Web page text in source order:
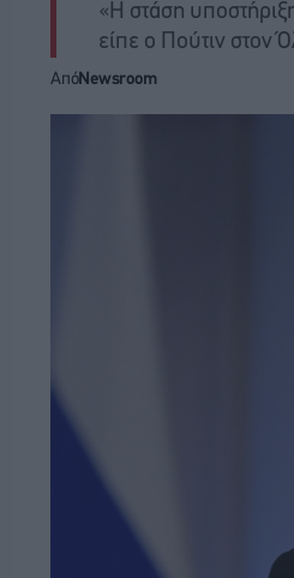
«Η στάση
είπε ο Πούτιν στον
ΑπόNewsroom